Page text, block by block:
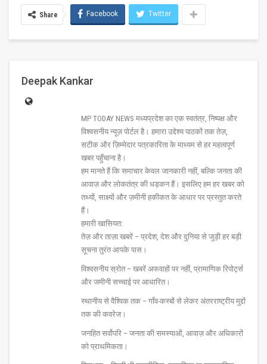
Share Facebook Twitter
Deepak Kankar
MP TODAY NEWS मध्यप्रदेश का एक स्वतंत्र, निष्पक्ष और
विश्वसनीय न्यूज़ पोर्टल है। हमारा उद्देश्य पाठकों तक तेज़,
सटीक और ज़िम्मेदार पत्रकारिता के माध्यम से हर महत्वपूर्ण
खबर पहुँचाना है।
हम मानते हैं कि समाचार केवल जानकारी नहीं, बल्कि जनता की
आवाज़ और लोकतंत्र की धड़कन हैं। इसलिए हम हर खबर को
तथ्यों, साक्ष्यों और ज़मीनी हकीकत के आधार पर प्रस्तुत करते
हैं।
हमारी खासियत:
तेज़ और ताज़ा खबरें – प्रदेश, देश और दुनिया से जुड़ी हर बड़ी
सूचना तुरंत आपके पास।
विश्वसनीय स्रोत – खबरें अफवाहों पर नहीं, प्रामाणिक रिपोर्ट्स
और जमीनी सच्चाई पर आधारित।
स्थानीय से वैश्विक तक – गाँव-कस्बों से लेकर अंतरराष्ट्रीय मुद्दों
तक की कवरेज।
जनहित सर्वोपरि – जनता की समस्याओं, आवाज़ और अधिकारों
को प्राथमिकता।